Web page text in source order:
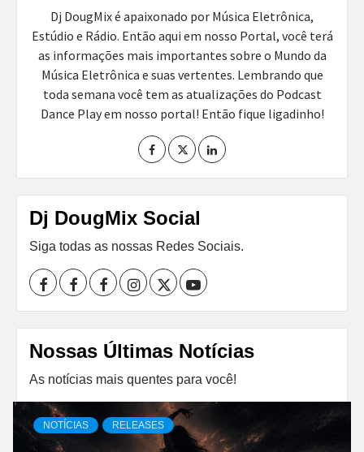
Dj DougMix é apaixonado por Música Eletrônica,
Estúdio e Rádio. Então aqui em nosso Portal, você terá
as informações mais importantes sobre o Mundo da
Música Eletrônica e suas vertentes. Lembrando que
toda semana você tem as atualizações do Podcast
Dance Play em nosso portal! Então fique ligadinho!
Dj DougMix Social
Siga todas as nossas Redes Sociais.
Facebook
Perfil
I
Perfil
II
Instagram
TwitterYoutube
Nossas Últimas Notícias
As notícias mais quentes para você!
NOTÍCIAS RELEASES